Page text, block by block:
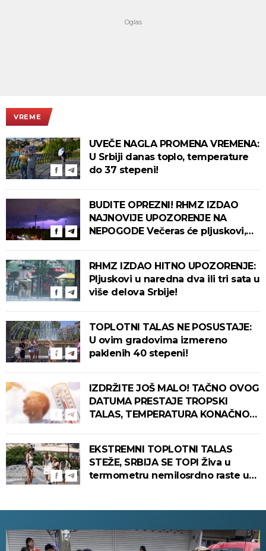
VREME
UVEČE NAGLA PROMENA VREMENA:
U Srbiji danas toplo, temperature
do 37 stepeni!
BUDITE OPREZNI! RHMZ IZDAO
NAJNOVIJE UPOZORENJE NA
NEPOGODE Večeras će pljuskovi,
RHMZ IZDAO HITNO UPOZORENJE:
Pljuskovi u naredna dva ili tri sata u
više delova Srbije!
TOPLOTNI TALAS NE POSUSTAJE:
U ovim gradovima izmereno
paklenih 40 stepeni!
IZDRŽITE JOŠ MALO! TAČNO OVOG
DATUMA PRESTAJE TROPSKI
TALAS, TEMPERATURA KONAČNO
EKSTREMNI TOPLOTNI TALAS
STEŽE, SRBIJA SE TOPI Živa u
termometru nemilosrdno raste u